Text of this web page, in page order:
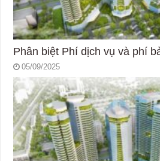
Phân biệt Phí dịch vụ và phí
05/09/2025